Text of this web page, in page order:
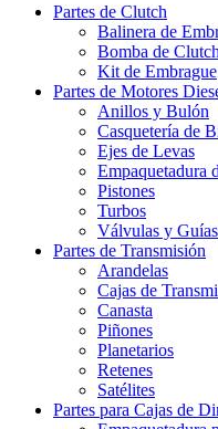
Partes de Clutch
Balinera de
Bomba de
Kit de Embrague
Partes de Motores
Anillos y Bulón
Casquetería de
Ejes de Levas
Empaquetadura
Pistones
Turbos
Válvulas y
Partes de Transmisión
Arandelas
Cajas de
Canasta
Piñones
Planetarios
Retenes
Satélites
Partes para Cajas de